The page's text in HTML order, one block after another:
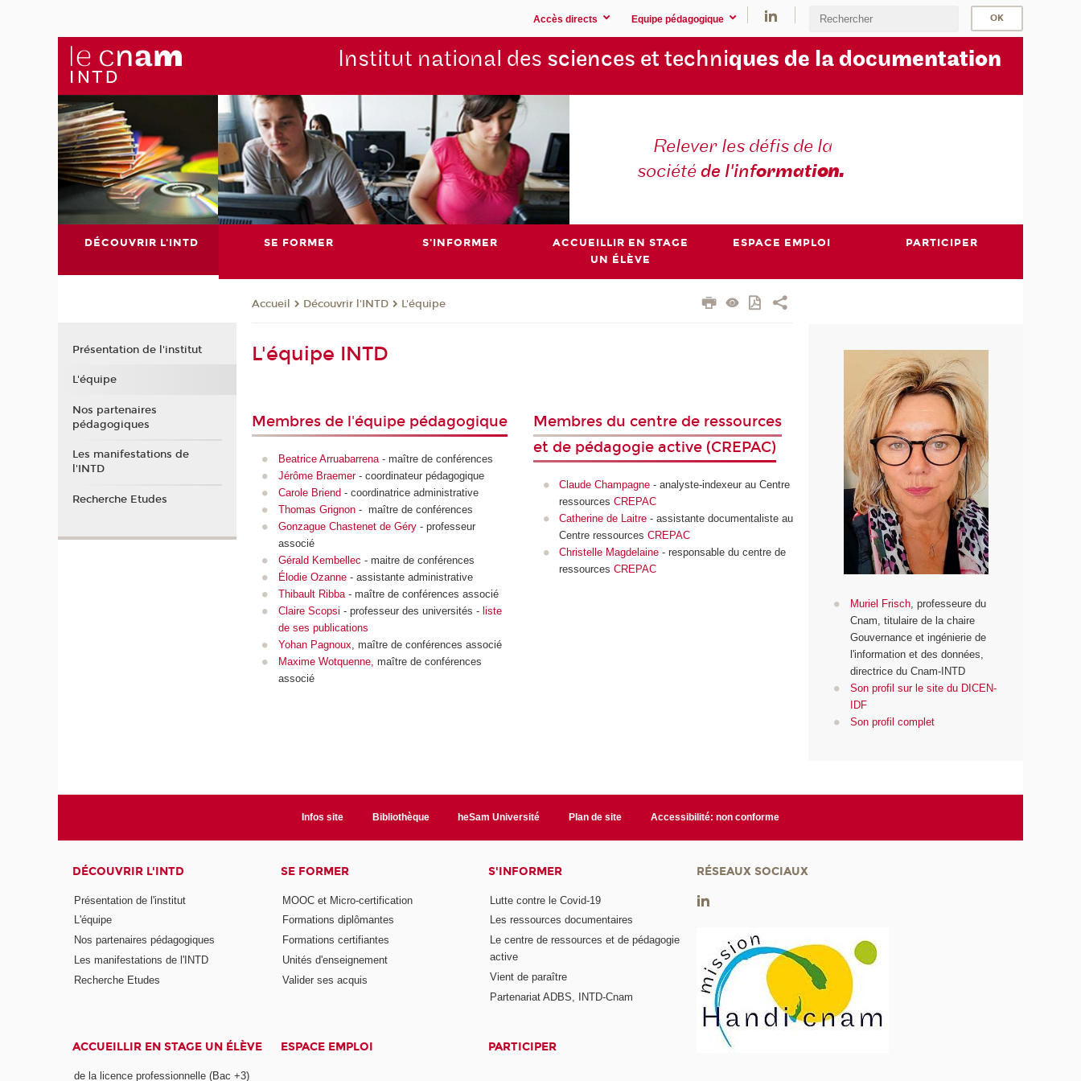
Accès directs Equipe pédagogique
Institut national des sciences et techniques de la documentation
Relever les défis de la
sociétéde l'information.
DÉCOUVRIR L'INTD SE FORMER S'INFORMER
ACCUEILLIR EN STAGE
UN ÉLÈVE
ESPACE EMPLOI PARTICIPER
Accueil Découvrir l'INTD L'équipe
L'équipe INTD
Membres de l'équipe pédagogique
Beatrice Arruabarrena- maître de conférences
Jérôme Braemer- coordinateur pédagogique
Carole Briend - coordinatrice administrative
Thomas Grignon- maître de conférences
Gonzague Chastenet de Géry- professeur
associé
Gérald Kembellec - maitre de conférences
Élodie Ozanne- assistante administrative
Thibault Ribba- maître de conférences associé
Claire Scopsi - professeur des universités - liste
de ses publications
Yohan Pagnoux , maître de conférences associé
Maxime Wotquenne, maître de conférences
associé
Membres du centre de ressources
et de pédagogie active (CREPAC)
Claude Champagne - analyste-indexeur au Centre
ressourcesCREPAC
Catherine de Laitre - assistante documentaliste au
Centre ressourcesCREPAC
Christelle Magdelaine - responsable du centre de
ressourcesCREPAC
Muriel Frisch, professeure du
Cnam, titulaire de la chaire
Gouvernance et ingénierie de
l'information et des données,
directrice du Cnam-INTD
Son profil sur le site du DICEN-
IDF
Son profil complet
Présentation de l'institut
L'équipe
Nos partenaires
pédagogiques
Les manifestations de
l'INTD
Recherche Etudes
Infos site Bibliothèque heSam Université Plan de site Accessibilité: non conforme
DÉCOUVRIR L'INTD
Présentation de l'institut
L'équipe
Nos partenaires pédagogiques
Les manifestations de l'INTD
Recherche Etudes
SE FORMER
MOOC et Micro-certification
Formations diplômantes
Formations certifiantes
Unités d'enseignement
Valider ses acquis
S'INFORMER
Lutte contre le Covid-19
Les ressources documentaires
Le centre de ressources et de pédagogie
active
Vient de paraître
Partenariat ADBS, INTD-Cnam
ACCUEILLIR EN STAGE UN ÉLÈVE
de la licence professionnelle (Bac +3)
ESPACE EMPLOI PARTICIPER
RÉSEAUX SOCIAUX